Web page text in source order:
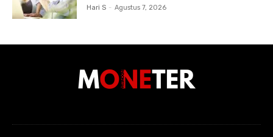
Hari S - Agustus 7, 2026